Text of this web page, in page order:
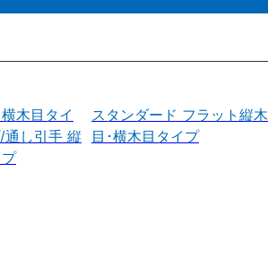
木目タイ
通し引手 縦
スタンダード フラット縦木
目･横木目タイプ